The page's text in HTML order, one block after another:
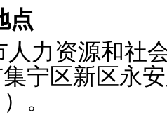
点
人力资源和社
集宁区新区永
。